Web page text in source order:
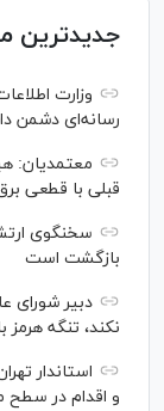
جدیدترین
وزارت
رسانه‌ای دشمن
معتمدیان:
قبلی با قطعی
سخنگوی
بازگشت است
دبیر شورای
نکند، تنگه هرمز
استاندار
و اقدام در